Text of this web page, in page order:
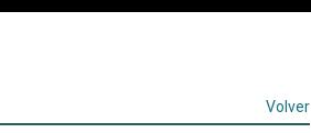
Volver